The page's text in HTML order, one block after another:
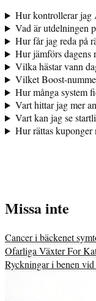
Hur kontrollerar jag
Vad är utdelningen
Hur får jag reda på
Hur jämförs dagens
Vilka hästar vann
Vilket Boost-
Hur många system
Vart hittar jag mer
Vart kan jag se
Hur rättas kuponger
Missa inte
Cancer i bäckenet
Ofarliga Växter For
Ryckningar i benen